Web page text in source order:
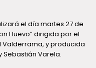
el día martes 27 de
Huevo” dirigida por el
Valderrama, y producida
Sebastián Varela.